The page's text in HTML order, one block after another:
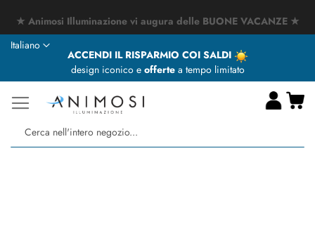
★ Animosi Illuminazione vi augura delle BUONE VACANZE ★
ACCENDI IL RISPARMIO COI SALDI
design iconico e offertea tempo limitato
Lingua
Italiano